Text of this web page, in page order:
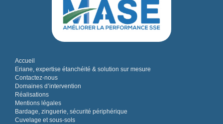
Accueil
Eriane, expertise étanchéité & solution sur mesure
Contactez-nous
Domaines d’intervention
Réalisations
Mentions légales
Bardage, zinguerie, sécurité périphérique
Cuvelage et sous-sols